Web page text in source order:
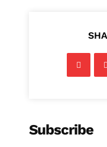
Subscribe